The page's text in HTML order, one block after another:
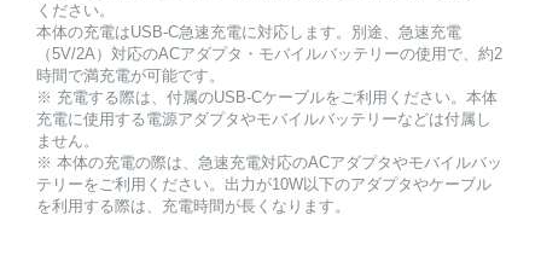
ください。
本体の充電はUSB-C急速充電に対応します。別途、急速充電
（5V/2A）対応のACアダプタ・モバイルバッテリーの使用で、約2
時間で満充電が可能です。
※ 充電する際は、付属のUSB-Cケーブルをご利用ください。本体
充電に使用する電源アダプタやモバイルバッテリーなどは付属し
ません。
※ 本体の充電の際は、急速充電対応のACアダプタやモバイルバッ
テリーをご利用ください。出力が10W以下のアダプタやケーブル
を利用する際は、充電時間が長くなります。